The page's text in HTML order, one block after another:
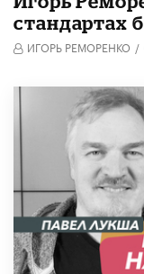
стандартах
ИГОРЬ РЕМОРЕНКО /